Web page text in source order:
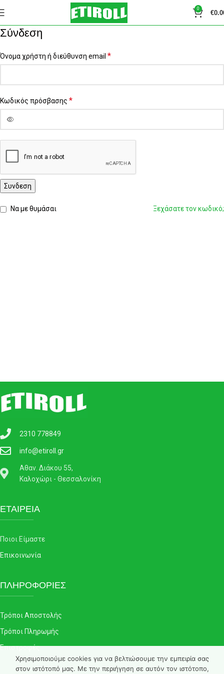
0
€
Σύνδεση
Όνομα χρήστη ή διεύθυνση email *
Κωδικός πρόσβασης *
Συνδεση
Ξεχάσατε τον κωδικό;
Να με θυμάσαι
2310 778849
info@etiroll.gr
Αθαν. Διάκου 55,
Καλοχώρι - Θεσσαλονίκη
ΕΤΑΙΡΕΙΑ
Ποιοι Είμαστε
Επικοινωνία
ΠΛΗΡΟΦΟΡΙΕΣ
Τρόποι Αποστολής
Τρόποι Πληρωμής
Επιστροφές
Χρησιμοποιούμε cookies για να βελτιώσουμε την εμπειρία σας
στον ιστότοπό μας. Με την περιήγηση σε αυτόν τον ιστότοπο,